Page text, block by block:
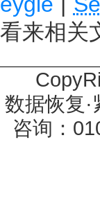
看来相关
数据恢复
咨询：